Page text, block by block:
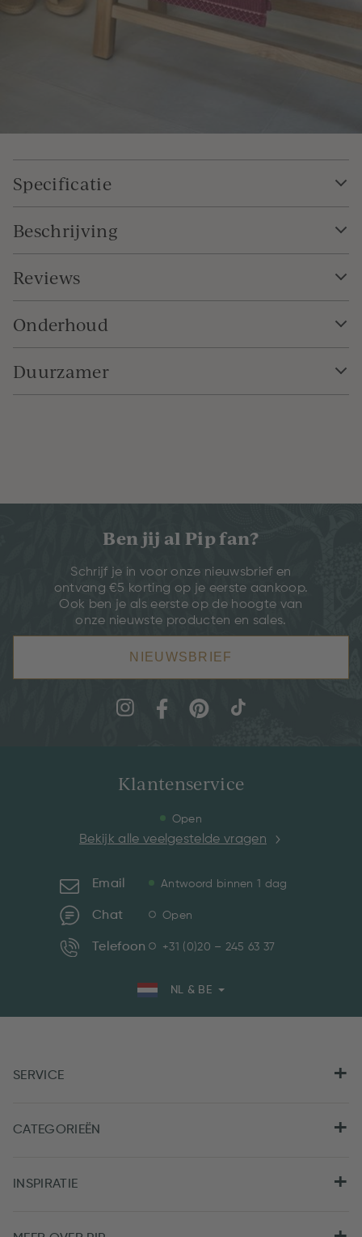
Specificatie
Beschrijving
Reviews
Onderhoud
Duurzamer
Ben jij al Pip fan?
Schrijf je in voor onze nieuwsbrief en
ontvang €5 korting op je eerste aankoop.
Ook ben je als eerste op de hoogte van
onze nieuwste producten en sales.
NIEUWSBRIEF
Klantenservice
Open
Bekijk alle veelgestelde vragen
Email Antwoord binnen 1 dag
Chat Open
Telefoon +31 (0)20 – 245 63 37
NL & BE
SERVICE
CATEGORIEËN
INSPIRATIE